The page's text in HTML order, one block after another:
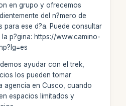
en grupo y ofrecemos
del n?mero de
para ese d?a. Puede consultar
p?gina: https://www.camino-
ayudar con el trek,
los pueden tomar
agencia en Cusco, cuando
espacios limitados y